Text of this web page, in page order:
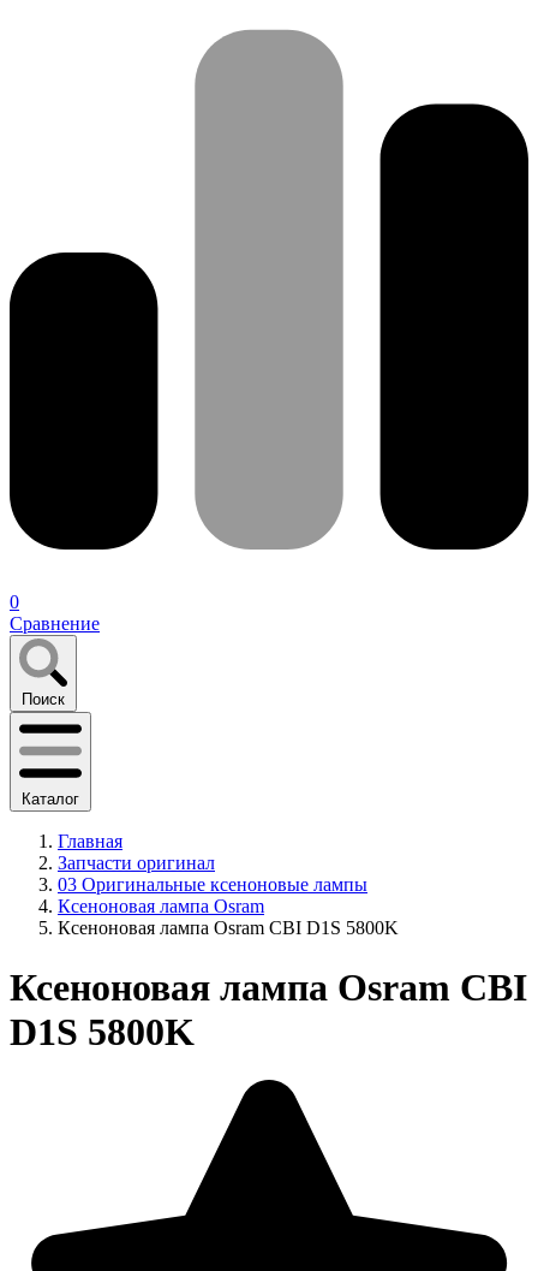
0
Сравнение
Поиск
Каталог
Главная
Запчасти оригинал
03 Оригинальные ксеноновые лампы
Ксеноновая лампа Osram
Ксеноновая лампа Osram CBI D1S 5800K
Ксеноновая лампа Osram CBI
D1S 5800K